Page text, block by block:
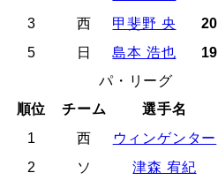
3
西 甲斐野 央
20
5
日 島本 浩也
19
パ・リーグ
順位
チーム 選手名
1
西 ウィンゲンター
2
ソ 津森 宥紀